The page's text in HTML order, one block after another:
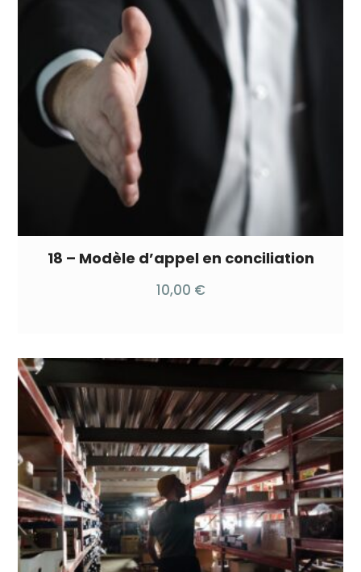
18 – Modèle d’appel en conciliation
10,00 €